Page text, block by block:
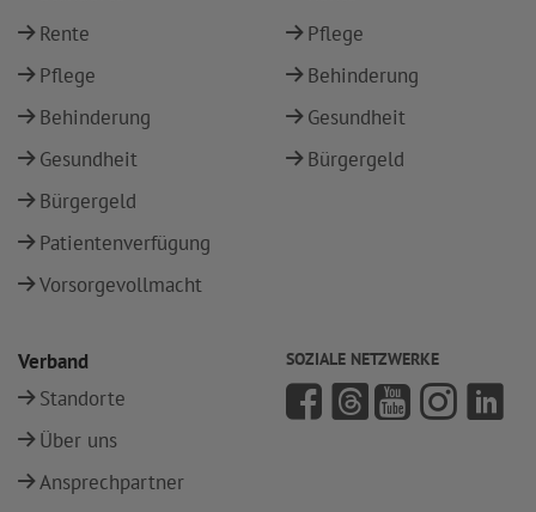
Rente
Pflege
Behinderung
Gesundheit
Bürgergeld
Patientenverfügung
Vorsorgevollmacht
Pflege
Behinderung
Gesundheit
Bürgergeld
Verband
Standorte
Über uns
Ansprechpartner
SOZIALE NETZWERKE